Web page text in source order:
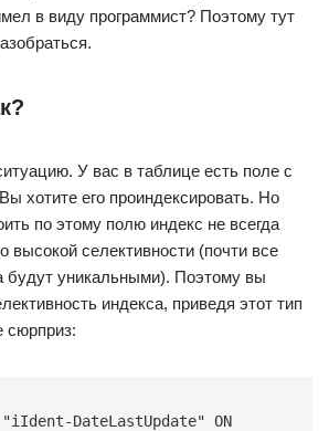
в виду программист? Поэтому тут
У вас в таблице есть поле с
хотите его проиндексировать. Но
по этому полю индекс не всегда
высокой селективности (почти все
будут уникальными). Поэтому вы
индекса, приведя этот тип
сюрприз:
"iIdent-DateLastUpdate" ON